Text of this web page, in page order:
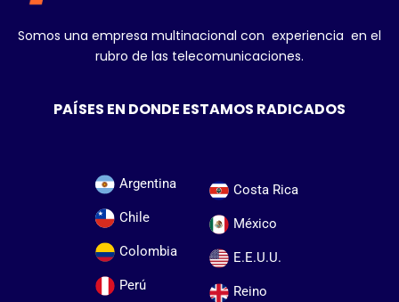
Somos una empresa multinacional con experiencia en el
rubro de las telecomunicaciones.
PAÍSES EN DONDE ESTAMOS RADICADOS
Argentina
Chile
Colombia
Perú
Costa Rica
México
E.E.U.U.
Reino